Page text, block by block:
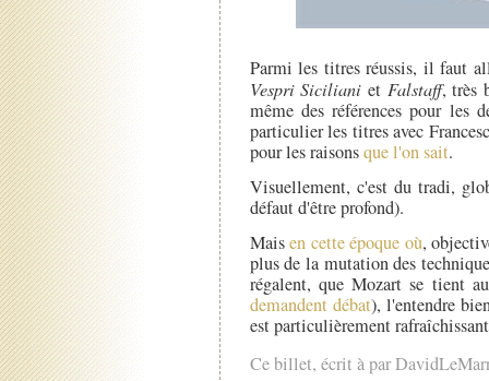
Parmi les titres réussis, il faut
Vespri Siciliani et Falstaff, très
même des références pour les
particulier les titres avec
pour les raisonsque l'on sait.
Visuellement, c'est du tradi,
défaut d'être profond).
Maisen cette époque où,
plus de la mutation des
régalent, que Mozart se tient
demandent débat), l'entendre
est particulièrement
Ce billet, écrit à par